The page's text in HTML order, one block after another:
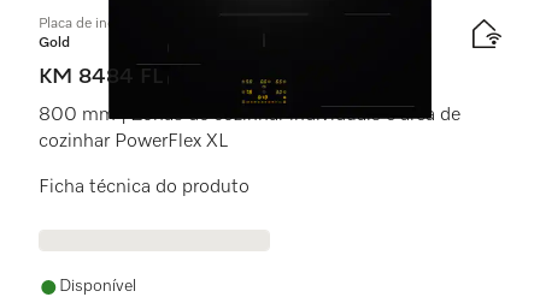
Placa de indução independente do forno
Gold
KM 8484 FL
800 mm | Zonas de cozinhar individuais e área de
cozinhar PowerFlex XL
Ficha técnica do produto
Disponível